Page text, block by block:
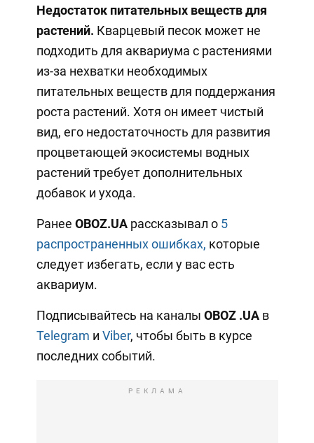
Недостаток питательных веществ для
растений. Кварцевый песок может не
подходить для аквариума с растениями
из-за нехватки необходимых
питательных веществ для поддержания
роста растений. Хотя он имеет чистый
вид, его недостаточность для развития
процветающей экосистемы водных
растений требует дополнительных
добавок и ухода.
Ранее OBOZ.UAрассказывал о 5
распространенных ошибках, которые
следует избегать, если у вас есть
аквариум.
Подписывайтесь на каналы OBOZ .UAв
Telegram и Viber, чтобы быть в курсе
последних событий.
РЕКЛАМА